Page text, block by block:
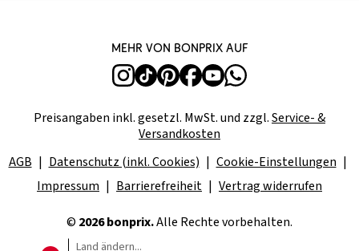
Mehr von bonprix auf
Preisangaben inkl. gesetzl. MwSt. und zzgl.Service- &
Versandkosten
AGB
Datenschutz (inkl. Cookies)
Cookie-Einstellungen
Impressum
Barrierefreiheit Vertrag widerrufen
© 2026 bonprix.Alle Rechte vorbehalten.
Land ändern...